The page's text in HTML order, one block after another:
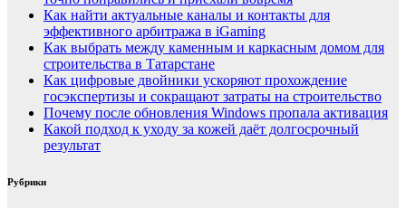
Как найти актуальные каналы и контакты для
эффективного арбитража в iGaming
Как выбрать между каменным и каркасным домом для
строительства в Татарстане
Как цифровые двойники ускоряют прохождение
госэкспертизы и сокращают затраты на строительство
Почему после обновления Windows пропала активация
Какой подход к уходу за кожей даёт долгосрочный
результат
Рубрики